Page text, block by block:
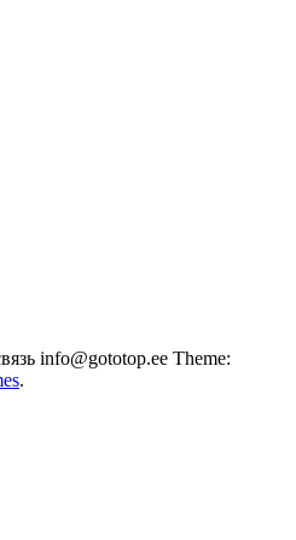
info@gototop.ee Theme:
.